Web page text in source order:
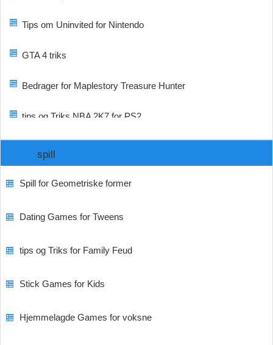
Tips om Uninvited for Nintendo
GTA 4 triks
Bedrager for Maplestory Treasure Hunter
tips og Triks NBA 2K7 for PS2
spill
Spill for Geometriske former
Dating Games for Tweens
tips og Triks for Family Feud
Stick Games for Kids
Hjemmelagde Games for voksne